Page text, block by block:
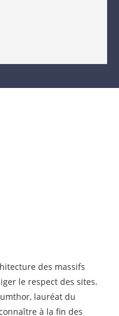
des massifs
le respect des sites.
lauréat du
à la fin des